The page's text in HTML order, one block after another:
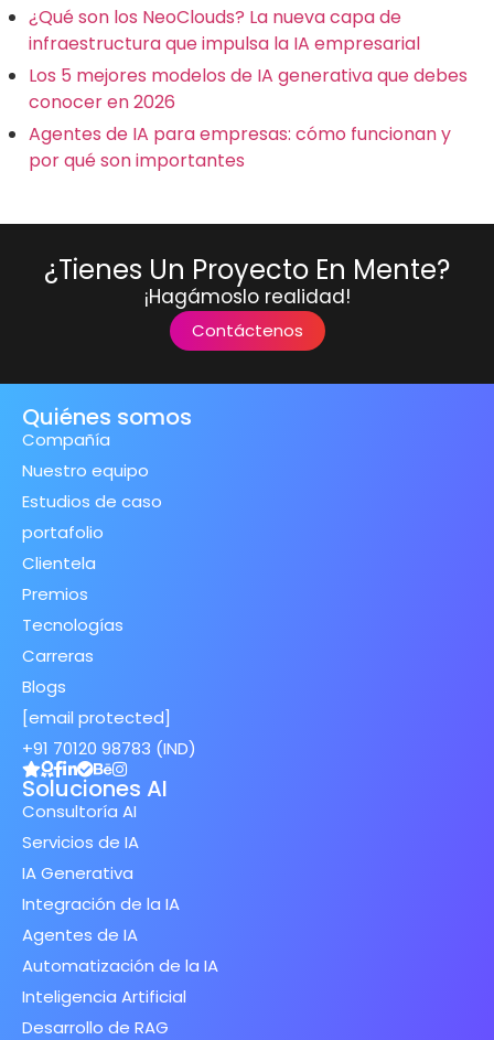
¿Qué son los NeoClouds? La nueva capa de
infraestructura que impulsa la IA empresarial
Los 5 mejores modelos de IA generativa que debes
conocer en 2026
Agentes de IA para empresas: cómo funcionan y
por qué son importantes
¿Tienes Un Proyecto En Mente?
¡Hagámoslo realidad!
Contáctenos
Quiénes somos
Compañía
Nuestro equipo
Estudios de caso
portafolio
Clientela
Premios
Tecnologías
Carreras
Blogs
[email protected]
+91 70120 98783 (IND)
Soluciones AI
Consultoría AI
Servicios de IA
IA Generativa
Integración de la IA
Agentes de IA
Automatización de la IA
Inteligencia Artificial
Desarrollo de RAG